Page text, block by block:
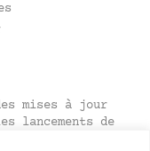
mises à jour
lancements de